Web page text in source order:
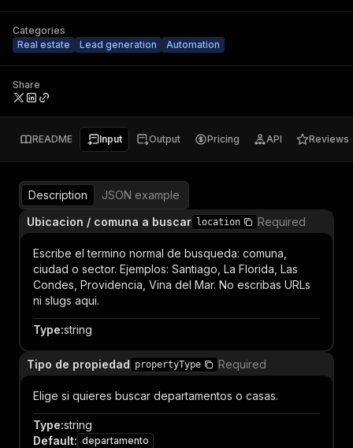
Categories
Real estate
Lead generation Automation
Share
README Input Output Pricing API Reviews
Description
JSON example
Ubicacion / comuna a buscar location Required
Escribe el termino normal de busqueda: comuna,
ciudad o sector. Ejemplos: Santiago, La Florida, Las
Condes, Providencia, Vina del Mar. No escribas URLs
ni slugs aqui.
Type:string
Tipo de propiedad propertyType Required
Elige si quieres buscar departamentos o casas.
Type:string
Default: departamento